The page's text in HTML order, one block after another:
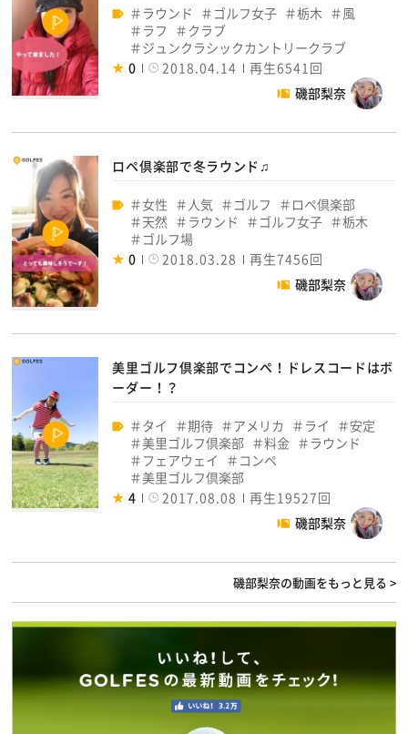
ラウンド ゴルフ女子 栃木
風
ラフ
クラブ
ジュンクラシックカントリークラブ
0
2018.04.14
再生6541回
磯部梨奈
ロペ倶楽部で冬ラウンド♫
女性 人気 ゴルフ
ロペ倶楽部
天然
ラウンド ゴルフ女子
栃木
ゴルフ場
0
2018.03.28
再生7456回
磯部梨奈
美里ゴルフ倶楽部でコンペ！ドレスコードはボ
ーダー！？
タイ 期待 アメリカ ライ
安定
美里ゴルフ倶楽部
料金
ラウンド
フェアウェイ
コンペ
美里ゴルフ倶楽部
4
2017.08.08
再生19527回
磯部梨奈
磯部梨奈の動画をもっと見る